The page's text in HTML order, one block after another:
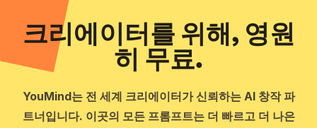
크리에이터를 위해, 영원
히 무료.
YouMind는 전 세계 크리에이터가 신뢰하는 AI 창작 파
트너입니다. 이곳의 모든 프롬프트는 더 빠르고 더 나은